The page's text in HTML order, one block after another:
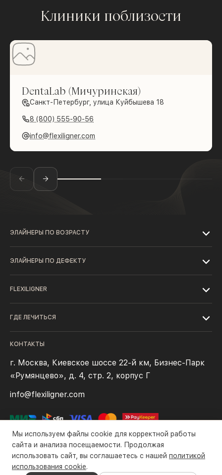
Клиники поблизости
DentaLab (Мичуринская)
Санкт-Петербург, улица Куйбышева 18
8 (800) 555-90-56
info@flexiligner.com
ЭЛАЙНЕРЫ ПО ВОЗРАСТУ
ЭЛАЙНЕРЫ ПО ДЕФЕКТУ
FLEXILIGNER
ГДЕ ЛЕЧИТЬСЯ
КОНТАКТЫ
г. Москва, Киевское шоссе 22-й км, Бизнес-Парк
«Румянцево», д. 4, стр. 2, корпус Г
info@flexiligner.com
Политика конфиденциальности Файлы cookie Правила оплаты
Мы используем файлы cookie для корректной работы
сайта и анализа посещаемости. Продолжая
использовать сайт, вы соглашаетесь с нашей политикой
использования cookie.